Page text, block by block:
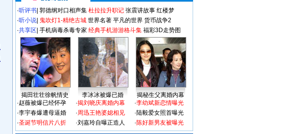
·听评书 郭德纲对口相声集 杜拉拉升职记 张震讲故事 红楼梦
·听小说 鬼吹灯1-精绝古城 世界名著 平凡的世界 货币战争2
·共享区 手机病毒杀毒专家 经典手机游游格斗集 福彩3D走势图
揭田壮壮徐帆情史 李冰冰被爆已婚
揭秘生父离婚内幕
·赵薇被爆已经怀孕
·李宇春爆遭母逼婚
·圣诞节明信片八折
·揭刘晓庆离婚内幕
·周迅王艳婆媳相见
·刘嘉玲自曝正造人
·李幼斌新恋情曝光
·陆毅爱女照首曝光
·陈好新男友被曝光